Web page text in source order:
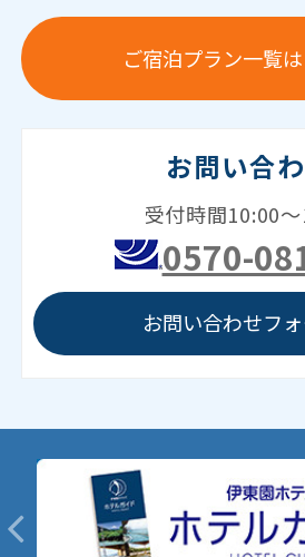
ご宿泊プラン一覧
お問い合
受付時間10:00
0570-
お問い合わせフ